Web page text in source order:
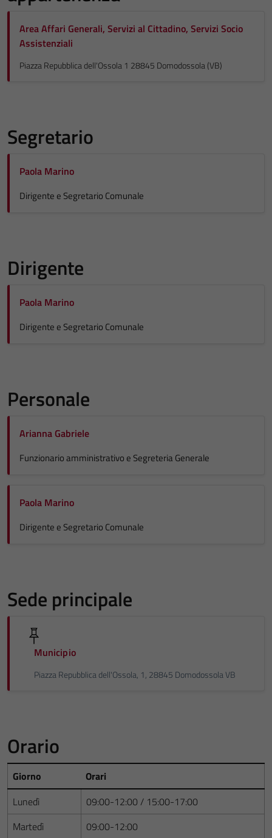
Area Affari Generali, Servizi al Cittadino, Servizi Socio
Assistenziali
Piazza Repubblica dell'Ossola 1 28845 Domodossola (VB)
Segretario
Paola Marino
Dirigente e Segretario Comunale
Dirigente
Paola Marino
Dirigente e Segretario Comunale
Personale
Arianna Gabriele
Funzionario amministrativo e Segreteria Generale
Paola Marino
Dirigente e Segretario Comunale
Sede principale
Municipio
Piazza Repubblica dell'Ossola, 1, 28845 Domodossola VB
Orario
Giorno
Orari
Lunedì
09:00-12:00 / 15:00-17:00
Martedì
09:00-12:00